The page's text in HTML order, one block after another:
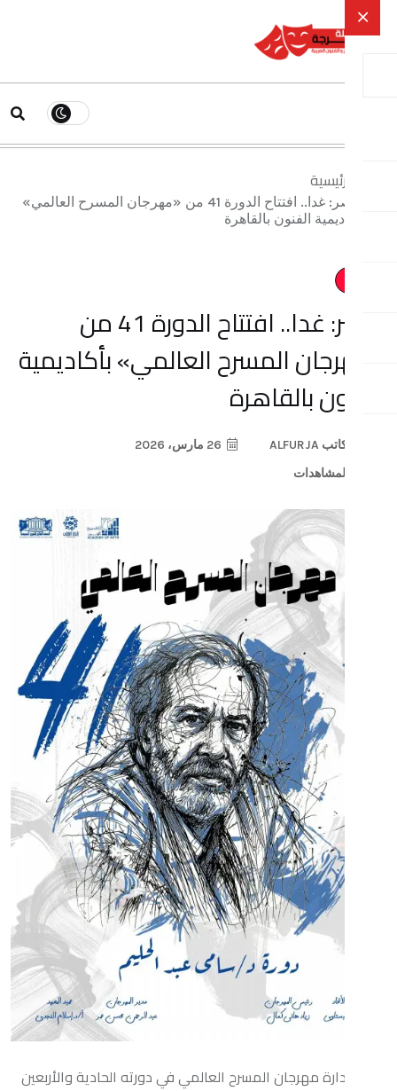
بمصر: غدا.. افتتاح الدورة 41 من «مهرجان المسرح العالمي»
الفنون بالقاهرة
بمصر: غدا.. افتتاح الدورة 41 من
المسرح العالمي» بأكاديمية
26 مارس، 2026
المسرح العالمي في دورته الحادية والأربعين